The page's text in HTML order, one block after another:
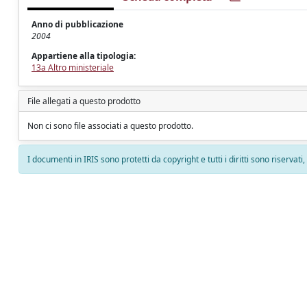
Anno di pubblicazione
2004
Appartiene alla tipologia:
13a Altro ministeriale
File allegati a questo prodotto
Non ci sono file associati a questo prodotto.
I documenti in IRIS sono protetti da copyright e tutti i diritti sono